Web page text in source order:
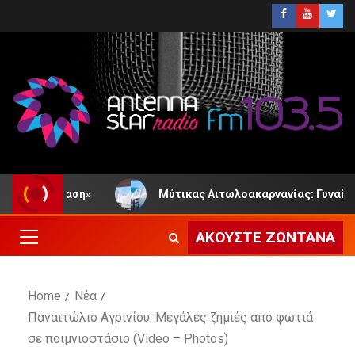
Μύτικας Αιτωλοακαρνανίας: Γυναίκα
ΑΚΟΎΣΤΕ ΖΩΝΤΑΝΆ
Home
Νέα
Παναιτώλιο Αγρινίου: Μεγάλες ζημιές από φωτιά
σε ποιμνιοστάσιο (Video – Photos)